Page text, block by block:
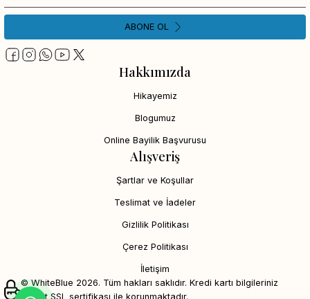
Hakkımızda
Hikayemiz
Blogumuz
Online Bayilik Başvurusu
Alışveriş
Şartlar ve Koşullar
Teslimat ve İadeler
Gizlilik Politikası
Çerez Politikası
İletişim
ABONE OL
© WhiteBlue 2026. Tüm hakları saklıdır. Kredi kartı bilgileriniz
256bit SSL sertifikası ile korunmaktadır.